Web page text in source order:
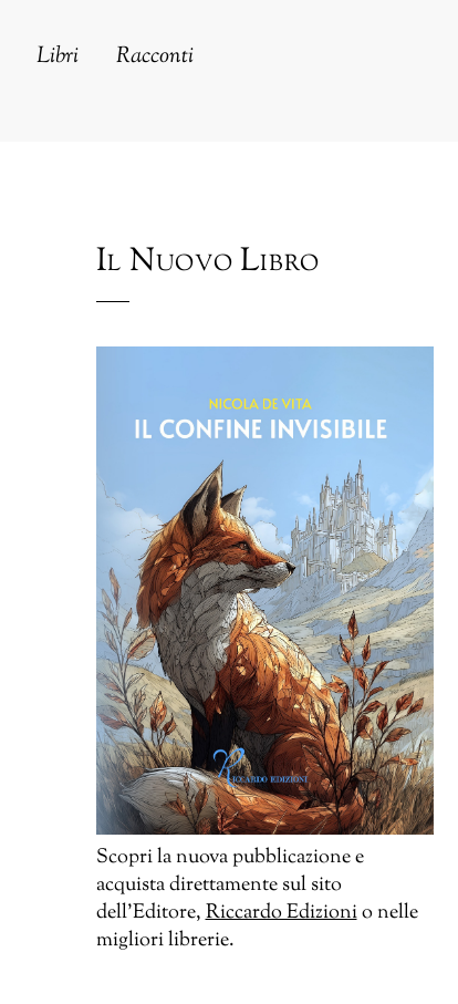
Libri Racconti
Il Nuovo Libro
Scopri la nuova pubblicazione e
acquista direttamente sul sito
dell’Editore,Riccardo Edizionio nelle
migliori librerie.